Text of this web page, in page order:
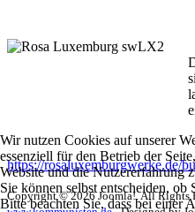
https://rosaluxemburgwerke.de/
Copyright © 2026 Joomla!. All Rights
Wir nutzen Cookies auf unserer
essenziell für den Betrieb der
Website und die Nutzererfahrung
Sie können selbst entscheiden, ob
Bitte beachten Sie, dass bei einer